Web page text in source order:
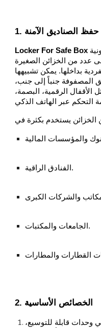
حفظ الصناديق الآمنة
Locker For Safe Box
عدد من الخزائن الصغيرة
بداخلها. يمكن تشبيهها
المصفوفة جنباً إلى جنب،
الأقفال الرقمية، البصمة،
الفنادق الراقية.
الجامعات والمكتبات.
2. الخصائص الأساسية
وحدات قابلة للتوسيع،